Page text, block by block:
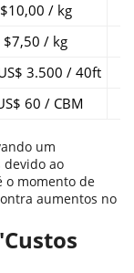
/ kg
$7,50 / kg
3.500 / 40ft
60 / CBM
um
ao
o momento de
aumentos no